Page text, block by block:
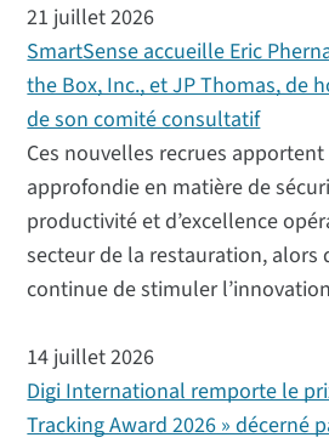
21 juillet 2026
SmartSense accueille Eric
the Box, Inc., et JP Thomas, de
de son comité consultatif
Ces nouvelles recrues
approfondie en matière de
productivité et d’excellence
secteur de la restauration, alors
continue de stimuler
14 juillet 2026
Digi International remporte le
Tracking Award 2026 » décerné